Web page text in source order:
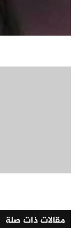
مقالات ذات صلة